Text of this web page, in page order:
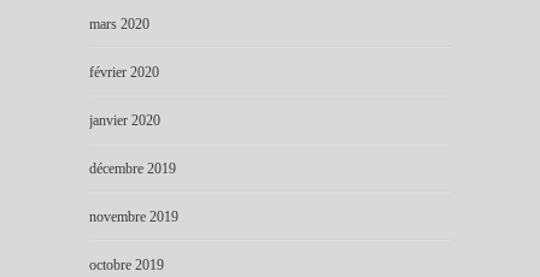
mars 2020
février 2020
janvier 2020
décembre 2019
novembre 2019
octobre 2019